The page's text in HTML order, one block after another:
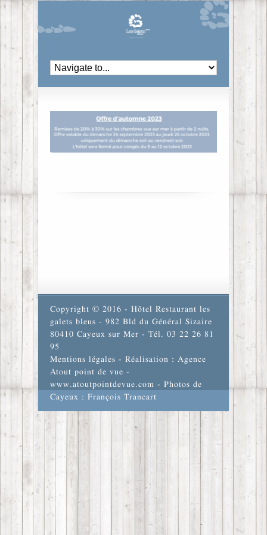
Copyright © 2016 - Hôtel Restaurant les
galets bleus - 982 Bld du Général Sizaire
80410 Cayeux sur Mer - Tél. 03 22 26 81
95
Mentions légales - Réalisation : Agence
Atout point de vue -
www.atoutpointdevue.com - Photos de
Cayeux : François Trancart